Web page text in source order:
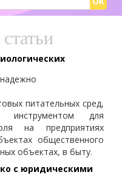
питательных сред,
инструментом для
на предприятиях
общественного
объектах, в быту.
с юридическими